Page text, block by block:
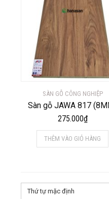
SÀN GỖ CÔNG NGHIỆP
Sàn gỗ JAWA 817
275.000₫
THÊM VÀO GIỎ HÀNG
Thứ tự mặc định